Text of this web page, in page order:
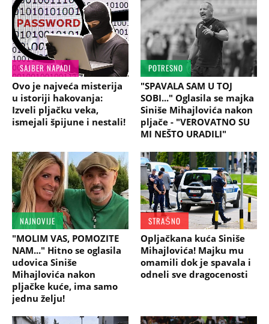
SAJBER NAPADI
Ovo je najveća misterija
u istoriji hakovanja:
Izveli pljačku veka,
ismejali špijune i nestali!
POTRESNO
"SPAVALA SAM U TOJ
SOBI..." Oglasila se majka
Siniše Mihajlovića nakon
pljače - "VEROVATNO SU
MI NEŠTO URADILI"
NAJNOVIJE
"MOLIM VAS, POMOZITE
NAM..." Hitno se oglasila
udovica Siniše
Mihajlovića nakon
pljačke kuće, ima samo
jednu želju!
STRAŠNO
Opljačkana kuća Siniše
Mihajlovića! Majku mu
omamili dok je spavala i
odneli sve dragocenosti